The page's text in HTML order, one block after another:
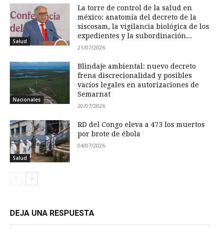
Salud
La torre de control de la salud en
méxico: anatomía del decreto de la
siscosam, la vigilancia biológica de los
expedientes y la subordinación...
21/07/2026
Nacionales
Blindaje ambiental: nuevo decreto
frena discrecionalidad y posibles
vacíos legales en autorizaciones de
Semarnat
20/07/2026
Salud
RD del Congo eleva a 473 los muertos
por brote de ébola
04/07/2026
DEJA UNA RESPUESTA